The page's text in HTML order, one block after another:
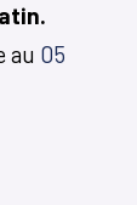
au 05